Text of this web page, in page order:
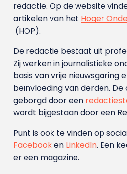
redactie. Op de website
artikelen van het Hoger
(HOP).
De redactie bestaat uit
Zij werken in journalistieke
basis van vrije nieuwsgaring
beïnvloeding van derden. De
geborgd door een
wordt bijgestaan door een
Punt is ook te vinden op
Facebooken LinkedIn. Een
er een magazine.